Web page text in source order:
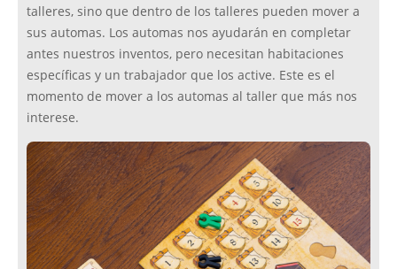
talleres, sino que dentro de los talleres pueden mover a
sus automas. Los automas nos ayudarán en completar
antes nuestros inventos, pero necesitan habitaciones
específicas y un trabajador que los active. Este es el
momento de mover a los automas al taller que más nos
interese.